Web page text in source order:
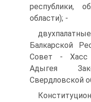
республики,
области); -
Балкарской
Совет - Хасс
Адыгея
Свердловской